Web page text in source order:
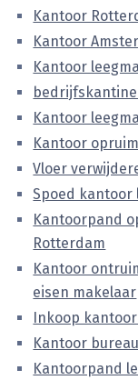
Kantoor
Kantoor
Kantoor
Kantoor
Kantoor
Vloer
Spoed kantoor
Kantoorpand
Rotterdam
Kantoor
eisen makelaar
Inkoop
Kantoor
Kantoorpand